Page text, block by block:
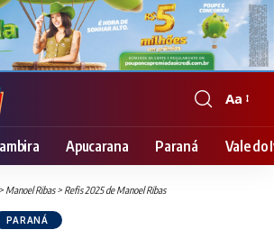
Font
Resizer
Aa
Apucarana Paraná Vale do
Manoel Ribas> Refis 2025 de Manoel Ribas
PARANÁ